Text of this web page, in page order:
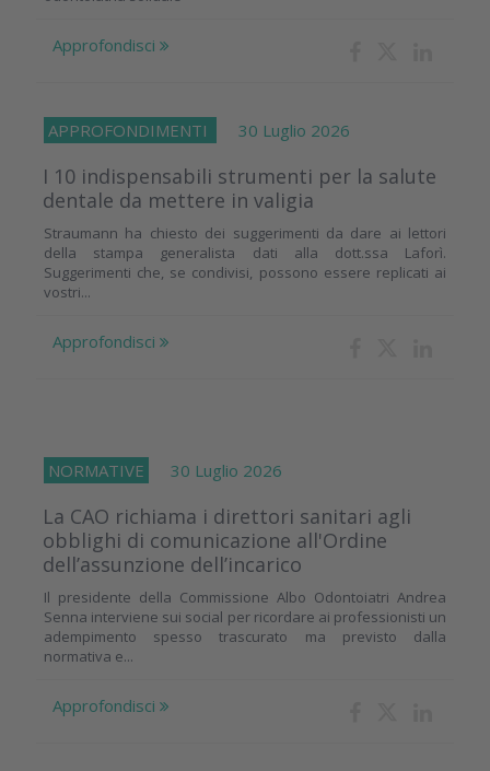
Approfondisci
APPROFONDIMENTI 30 Luglio 2026
I 10 indispensabili strumenti per la salute
dentale da mettere in valigia
Straumann ha chiesto dei suggerimenti da dare ai lettori
della stampa generalista dati alla dott.ssa Laforì.
Suggerimenti che, se condivisi, possono essere replicati ai
vostri...
Approfondisci
NORMATIVE 30 Luglio 2026
La CAO richiama i direttori sanitari agli
obblighi di comunicazione all'Ordine
dell’assunzione dell’incarico
Il presidente della Commissione Albo Odontoiatri Andrea
Senna interviene sui social per ricordare ai professionisti un
adempimento spesso trascurato ma previsto dalla
normativa e...
Approfondisci